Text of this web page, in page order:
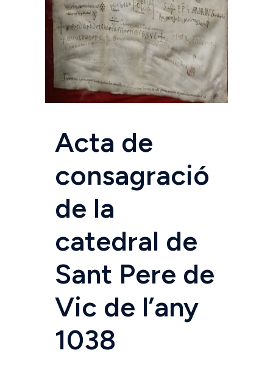
Acta de
consagració
de la
catedral de
Sant Pere de
Vic de l’any
1038